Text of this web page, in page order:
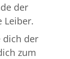
der
Leiber.
dich der
zum